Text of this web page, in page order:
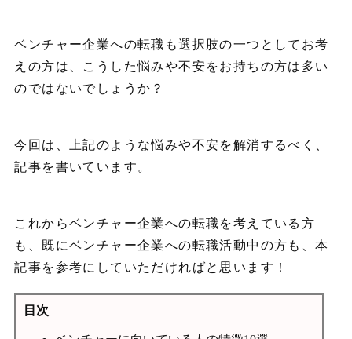
ベンチャー企業への転職も選択肢の一つとしてお考
えの方は、こうした悩みや不安をお持ちの方は多い
のではないでしょうか？
今回は、上記のような悩みや不安を解消するべく、
記事を書いています。
これからベンチャー企業への転職を考えている方
も、既にベンチャー企業への転職活動中の方も、本
記事を参考にしていただければと思います！